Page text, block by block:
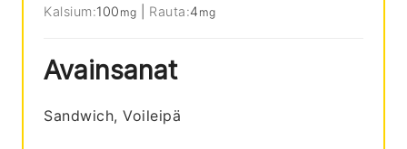
Kalsium:100 mg Rauta:4 mg
Avainsanat
Sandwich, Voileipä